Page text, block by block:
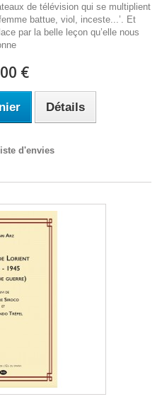
de télévision qui se multiplient
battue, viol, inceste...’. Et
par la belle leçon qu’elle nous
€
Détails
d'envies